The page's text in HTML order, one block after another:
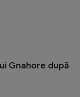
Gnahore după